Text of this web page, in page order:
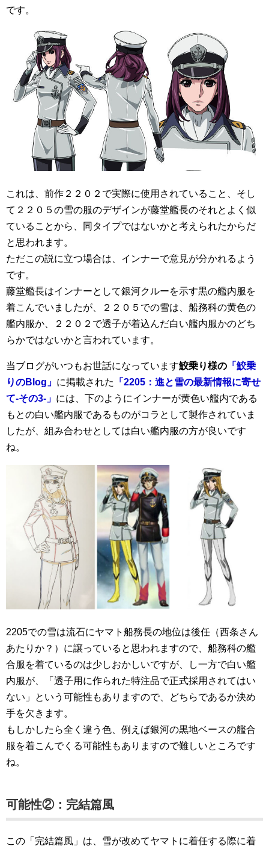
です。
これは、前作２２０２で実際に使用されていること、そし
て２２０５の雪の服のデザインが藤堂艦長のそれとよく似
ていることから、同タイプではないかと考えられたからだ
と思われます。
ただこの説に立つ場合は、インナーで意見が分かれるよう
です。
藤堂艦長はインナーとして銀河クルーを示す黒の艦内服を
着こんでいましたが、２２０５での雪は、船務科の黄色の
艦内服か、２２０２で透子が着込んだ白い艦内服かのどち
らかではないかと言われています。
当ブログがいつもお世話になっています鮫乗り様の 「鮫乗
りのBlog」 に掲載された
「2205：進と雪の最新情報に寄せ
て-その3-」 には、下のようにインナーが黄色い艦内である
もとの白い艦内服であるものがコラとして製作されていま
したが、組み合わせとしては白い艦内服の方が良いです
ね。
2205での雪は流石にヤマト船務長の地位は後任（西条さん
あたりか？）に譲っていると思われますので、船務科の艦
合服を着ているのは少しおかしいですが、し一方で白い艦
内服が、「透子用に作られた特注品で正式採用されてはい
ない」という可能性もありますので、どちらであるか決め
手を欠きます。
もしかしたら全く違う色、例えば銀河の黒地ベースの艦合
服を着こんでくる可能性もありますので難しいところです
ね。
可能性②：完結篇風
この「完結篇風」は、雪が改めてヤマトに着任する際に着